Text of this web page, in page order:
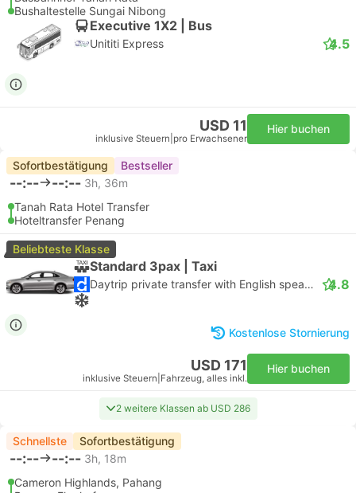
Bushaltestelle Sungai Nibong
Executive 1X2 | Bus
Unititi Express 4.5
USD 11
inklusive Steuern pro Erwachsener
Hier buchen
Sofortbestätigung Bestseller
--:-- --:-- 3h, 36m
Tanah Rata Hotel Transfer
Hoteltransfer Penang
Beliebteste Klasse
Standard 3pax | Taxi
Daytrip private transfer with English speaking driver 4.8
Kostenlose Stornierung
USD 171
inklusive Steuern Fahrzeug, alles inkl.
Hier buchen
2 weitere Klassen ab USD 286
Schnellste Sofortbestätigung
--:-- --:-- 3h, 18m
Cameron Highlands, Pahang